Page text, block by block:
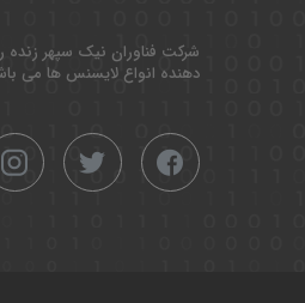
شرکت فناوران نیک سپهر زنده
دهنده انواع لایسنس ها می